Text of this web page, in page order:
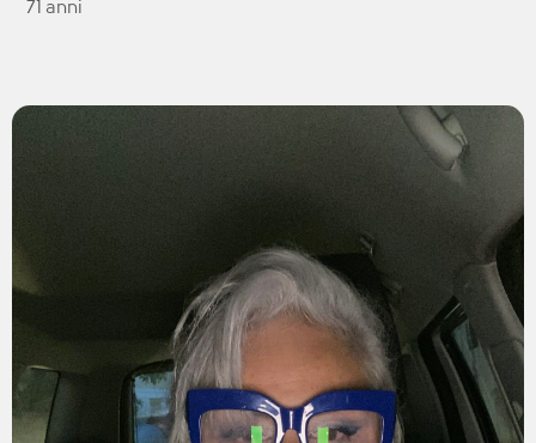
71 anni